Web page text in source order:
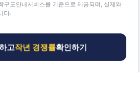
구도안내서비스를 기준으로 제공되며, 실제와
다.
고작년 경쟁률확인하기